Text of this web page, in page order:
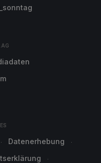
Datenerhebung